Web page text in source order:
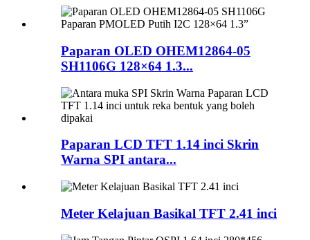
Paparan OLED OHEM12864-05
SH1106G 128×64 1.3...
Paparan LCD TFT 1.14 inci Skrin
Warna SPI antara...
Meter Kelajuan Basikal TFT 2.41 inci